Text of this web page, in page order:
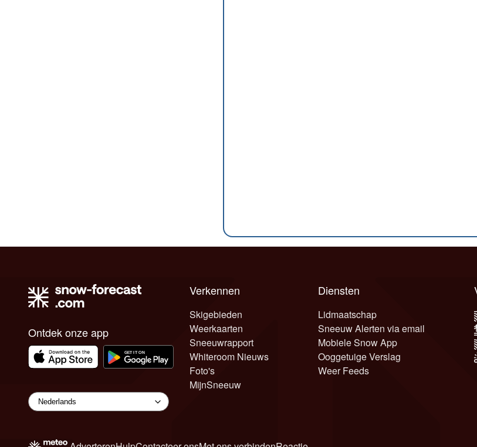
Ontdek onze app
Verkennen
Skigebieden
Weerkaarten
Sneeuwrapport
Whiteroom Nieuws
Foto's
MijnSneeuw
Diensten
Lidmaatschap
Sneeuw Alerten via email
Mobiele Snow App
Ooggetuige Verslag
Weer Feeds